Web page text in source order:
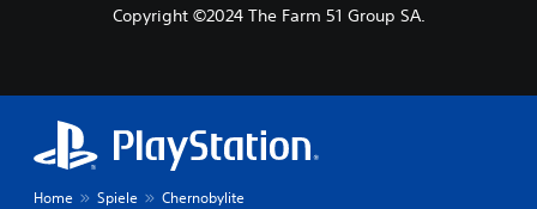
Copyright ©2024 The Farm 51 Group SA.
Home Spiele Chernobylite